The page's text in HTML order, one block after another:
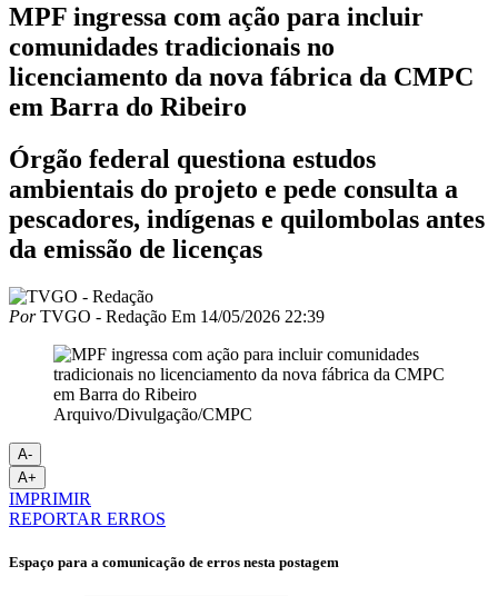
MPF ingressa com ação para incluir
comunidades tradicionais no
licenciamento da nova fábrica da CMPC
em Barra do Ribeiro
Órgão federal questiona estudos
ambientais do projeto e pede consulta a
pescadores, indígenas e quilombolas antes
da emissão de licenças
PorTVGO - Redação Em 14/05/2026 22:39
Arquivo/Divulgação/CMPC
A-
A+
IMPRIMIR
REPORTAR ERROS
Espaço para a comunicação de erros nesta postagem